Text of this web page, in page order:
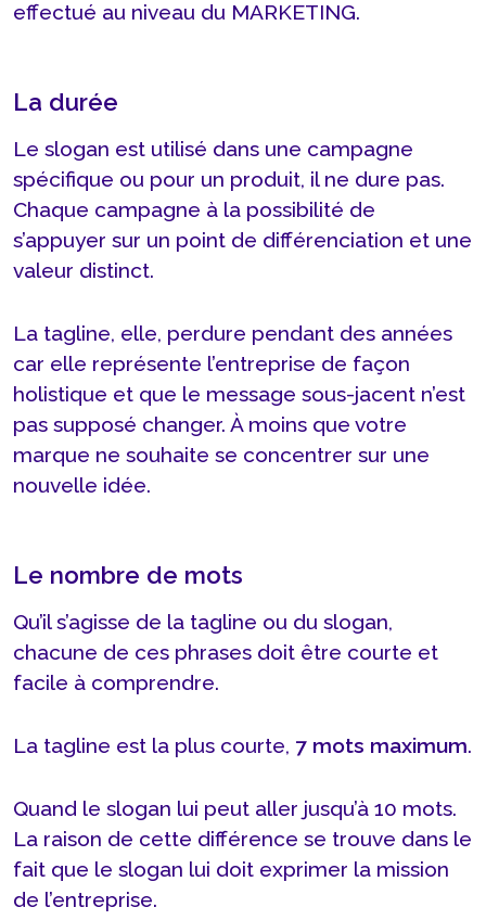
effectué au niveau du MARKETING.
La durée
Le slogan est utilisé dans une campagne
spécifique ou pour un produit, il ne dure pas.
Chaque campagne à la possibilité de
s’appuyer sur un point de différenciation et une
valeur distinct.
La tagline, elle, perdure pendant des années
car elle représente l’entreprise de façon
holistique et que le message sous-jacent n’est
pas supposé changer. À moins que votre
marque ne souhaite se concentrer sur une
nouvelle idée.
Le nombre de mots
Qu’il s’agisse de la tagline ou du slogan,
chacune de ces phrases doit être courte et
facile à comprendre.
La tagline est la plus courte, 7 mots maximum.
Quand le slogan lui peut aller jusqu’à 10 mots.
La raison de cette différence se trouve dans le
fait que le slogan lui doit exprimer la mission
de l’entreprise.